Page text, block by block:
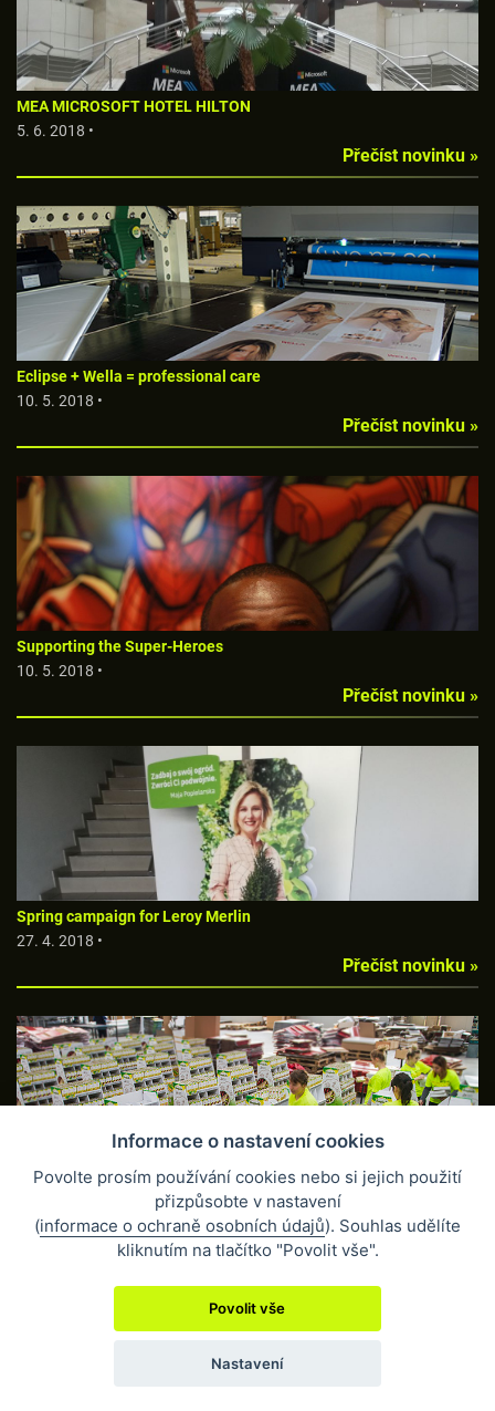
MEA MICROSOFT HOTEL HILTON
5. 6. 2018 •
Přečíst novinku »
Eclipse + Wella = professional care
10. 5. 2018 •
Přečíst novinku »
Supporting the Super-Heroes
10. 5. 2018 •
Přečíst novinku »
Spring campaign for Leroy Merlin
27. 4. 2018 •
Přečíst novinku »
COPACKING V RÁMCI VÝROBY KARTONOVÝCH STOJANŮ
Přečíst novinku »
Informace o nastavení cookies
Povolte prosím používání cookies nebo si jejich použití
přizpůsobte v nastavení
(informace o ochraně osobních údajů). Souhlas udělíte
kliknutím na tlačítko "Povolit vše".
Povolit vše
Nastavení